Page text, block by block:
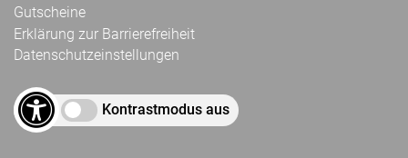
Gutscheine
Erklärung zur Barrierefreiheit
Datenschutzeinstellungen
Kontrastmodus aus